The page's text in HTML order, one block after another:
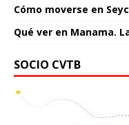
Cómo moverse en
Qué ver en Manama.
SOCIO CVTB